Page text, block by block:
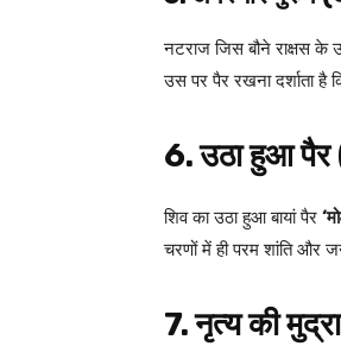
नटराज जिस बौने राक्षस
उस पर पैर रखना दर्शाता है
6. उठा हुआ पैर
शिव का उठा हुआ बायां पैर ‘
चरणों में ही परम शांति
7. नृत्य की मुद्रा